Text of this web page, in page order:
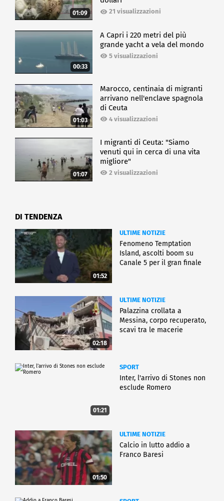
01:09 21 visualizzazioni
00:33
A Capri i 220 metri del più
grande yacht a vela del mondo
5 visualizzazioni
01:03
Marocco, centinaia di migranti
arrivano nell'enclave spagnola
di Ceuta
4 visualizzazioni
01:07
I migranti di Ceuta: "Siamo
venuti qui in cerca di una vita
migliore"
2 visualizzazioni
DI TENDENZA
01:52
ULTIME NOTIZIE
Fenomeno Temptation
Island, ascolti boom su
Canale 5 per il gran finale
02:18
ULTIME NOTIZIE
Palazzina crollata a
Messina, corpo recuperato,
scavi tra le macerie
01:21
SPORT
Inter, l'arrivo di Stones non
esclude Romero
01:50
ULTIME NOTIZIE
Calcio in lutto addio a
Franco Baresi